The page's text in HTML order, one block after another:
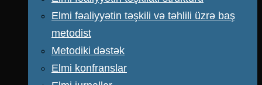
Elmi fəaliyyətin təşkili və təhlili üzrə baş
metodist
Metodiki dəstək
Elmi konfranslar